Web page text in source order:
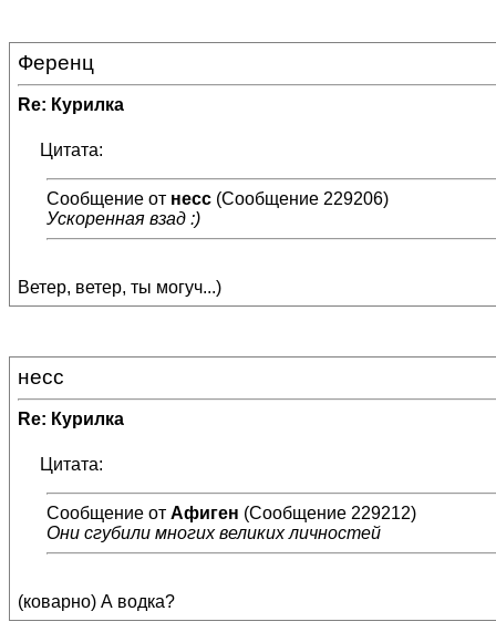
Ференц
Re: Курилка
Цитата:
Сообщение от несс (Сообщение 229206)
Ускоренная взад :)
Ветер, ветер, ты могуч...)
несс
Re: Курилка
Цитата:
Сообщение от Афиген (Сообщение 229212)
Они сгубили многих великих личностей
(коварно) А водка?